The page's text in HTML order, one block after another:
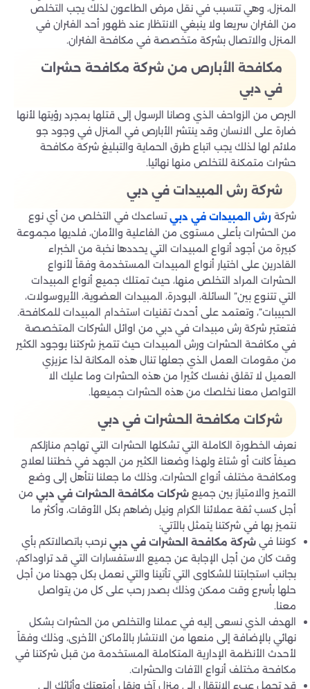
المنزل، وهي تتسبب في نقل مرض الطاعون لذلك يجب التخلص
من الفئران سريعا ولا ينبغي الانتظار عند ظهور أحد الفئران في
المنزل والاتصال بشركة متخصصة في مكافحة الفئران.
مكافحة الأبارص من شركة مكافحة حشرات
في دبي
البرص من الزواحف الذي وصانا الرسول إلى قتلها بمجرد رؤيتها لأنها
ضارة على الانسان وقد ينتشر الأبارص في المنزل في وجود جو
ملائم لها لذلك يجب اتباع طرق الحماية والتبليغ شركة مكافحة
حشرات متمكنة للتخلص منها نهائيا.
شركة رش المبيدات في دبي
شركة رش المبيدات في دبيتساعدك في التخلص من أي نوع
من الحشرات بأعلى مستوى من الفاعلية والأمان، فلديها مجموعة
كبيرة من أجود أنواع المبيدات التي يحددها نخبة من الخبراء
القادرين على اختيار أنواع المبيدات المستخدمة وفقاً لأنواع
الحشرات المراد التخلص منها، حيث تمتلك جميع أنواع المبيدات
التي تتنوع بين” السائلة، البودرة، المبيدات العضوية، الأيروسولات،
الحبيبات”، وتعتمد على أحدث تقنيات استخدام المبيدات للمكافحة.
فتعتبر شركة رش مبيدات في دبي من اوائل الشركات المتخصصة
في مكافحة الحشرات ورش المبيدات حيث تتميز شركتنا بوجود الكثير
من مقومات العمل الذي جعلها تنال هذه المكانة لذا عزيزي
العميل لا تقلق نفسك كثيرا من هذه الحشرات وما عليك الا
التواصل معنا نخلصك من هذه الحشرات جميعها.
شركات مكافحة الحشرات في دبي
نعرف الخطورة الكاملة التي تشكلها الحشرات التي تهاجم منازلكم
صيفاً كانت أو شتاءً ولهذا وضعنا الكثير من الجهد في خطتنا لعلاج
ومكافحة مختلف أنواع الحشرات، وذلك ما جعلنا نتأهل إلى وضع
التميز والامتياز بين جميع شركات مكافحة الحشرات في دبي من
أجل كسب ثقة عملائنا الكرام ونيل رضاهم بكل الأوقات، وأكثر ما
نتميز بها في شركتنا يتمثل بالآتي:
كوننا في شركة مكافحة الحشرات في دبي نرحب باتصالاتكم بأي
وقت كان من أجل الإجابة عن جميع الاستفسارات التي قد تراوداكم،
بجانب استجابتنا للشكاوى التي تأتينا والتي نعمل بكل جهدنا من أجل
حلها بأسرع وقت ممكن وذلك بصدر رحب على كل من يتواصل
معنا.
الهدف الذي نسعى إليه في عملنا والتخلص من الحشرات بشكل
نهائي بالإضافة إلى منعها من الانتشار بالأماكن الأخرى، وذلك وفقاً
لأحدث الأنظمة الإدارية المتكاملة المستخدمة من قبل شركتنا في
مكافحة مختلف أنواع الآفات والحشرات.
قد تحمل عبء الانتقال إلى منزل آخر ونقل أمتعتك وأثاثك إلى